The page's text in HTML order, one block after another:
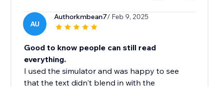
AU
Authorkmbean7/ Feb 9, 2025
Good to know people can still read
everything.
I used the simulator and was happy to see
that the text didn't blend in with the